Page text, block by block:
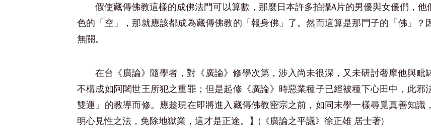
假使藏傳佛教這樣的成佛法門可以算數，那麼日本許多拍攝A片的男優與女優們，
色的「空」，那就應該都成為藏傳佛教的「報身佛」了。然而這算是那門子的「佛」
無關。
在台《廣論》隨學者，對《廣論》修學次第，涉入尚未很深，又未研討奢摩他與毗
不構成如阿闍世王所犯之重罪；但是起修《廣論》時惡業種子已經被種下心田中，此
雙運」的教導而修。應趁現在即將進入藏傳佛教密宗之前，如同末學一樣尋覓真善知
明心見性之法，免除地獄業，這才是正途。】(《廣論之平議》徐正雄 居士著)